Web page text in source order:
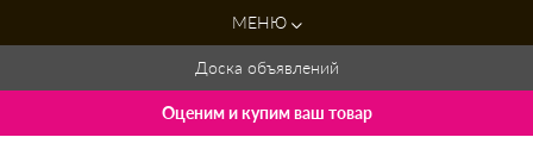
МЕНЮ
Доска объявлений
Оценим и купим ваш товар